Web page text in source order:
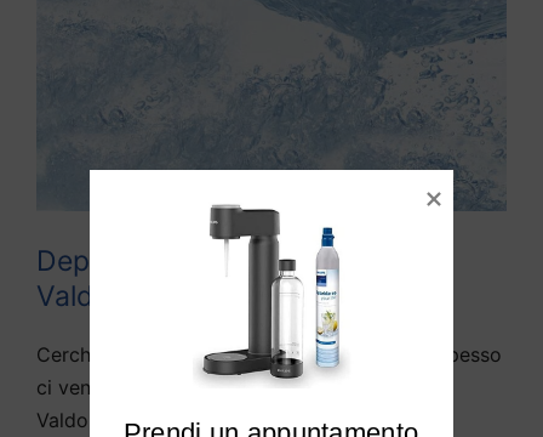
Depuratori acqua domestici
Valdobbiadene
Cerchiamo di rispondere alle domande che spesso
ci vengono fatte da diversi utenti di
Valdobbiadene e limitrofi: